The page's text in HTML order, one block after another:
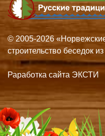
© 2005-2026
строительство беседок
Раработка сайта ЭКСТИ